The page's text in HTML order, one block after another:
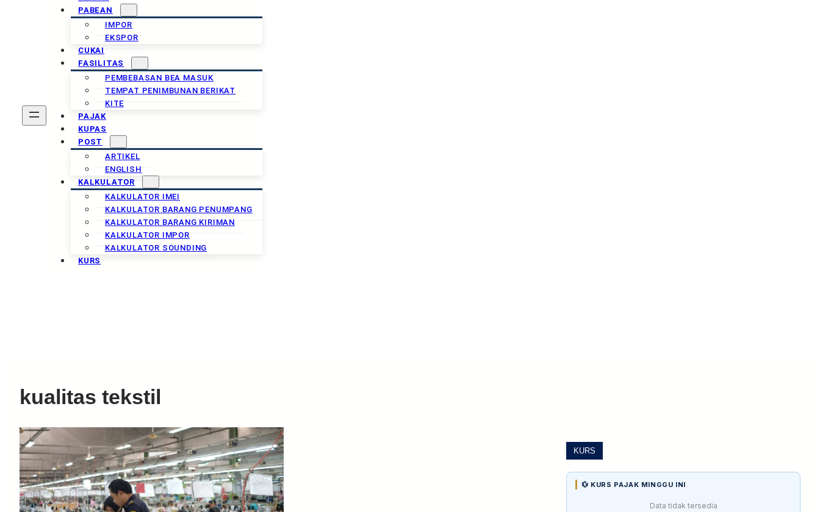
PABEAN
IMPOR
EKSPOR
CUKAI
FASILITAS
PEMBEBASAN BEA MASUK
TEMPAT PENIMBUNAN BERIKAT
KITE
PAJAK
KUPAS
POST
ARTIKEL
ENGLISH
KALKULATOR
KALKULATOR IMEI
KALKULATOR BARANG PENUMPANG
KALKULATOR BARANG KIRIMAN
KALKULATOR IMPOR
KALKULATOR SOUNDING
KURS
kualitas tekstil
KURS
💱 KURS PAJAK MINGGU INI
Data tidak tersedia